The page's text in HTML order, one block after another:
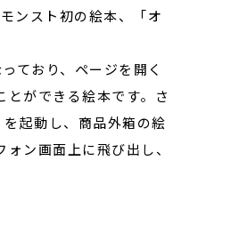
ンスト初の絵本、「オ
ており、ページを開く
ができる絵本です。さ
起動し、商品外箱の絵
ン画面上に飛び出し、